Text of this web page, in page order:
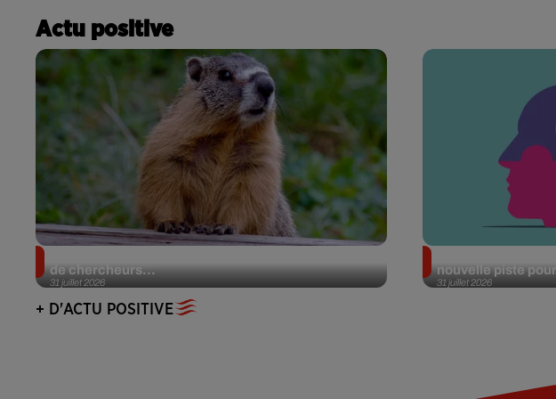
Actu positive
31 juillet 2026
de chercheurs...
31 juillet 2026
nouvelle piste
+ D'ACTU POSITIVE